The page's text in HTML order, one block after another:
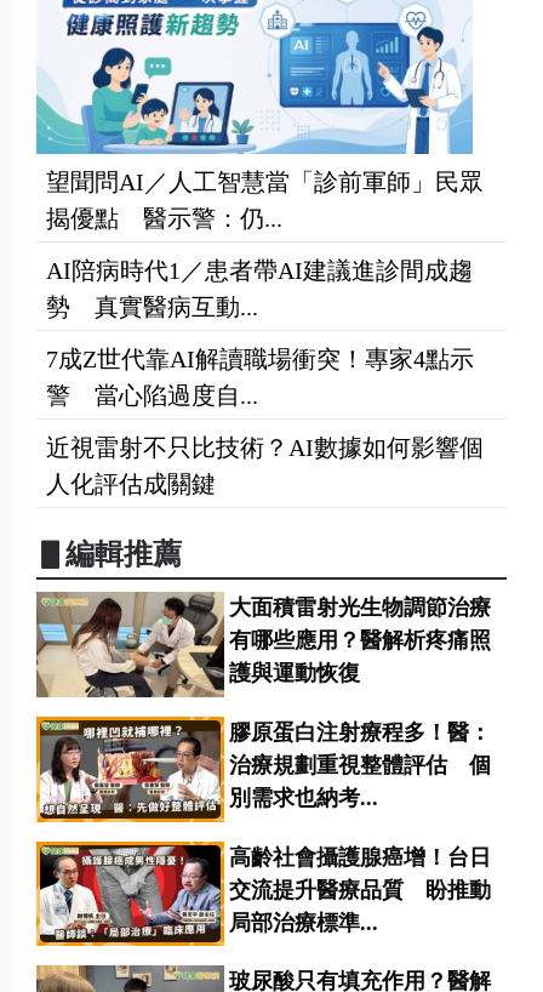
望聞問AI／人工智慧當「診前軍師」民眾
揭優點 醫示警：仍...
AI陪病時代1／患者帶AI建議進診間成趨
勢 真實醫病互動...
7成Z世代靠AI解讀職場衝突！專家4點示
警 當心陷過度自...
近視雷射不只比技術？AI數據如何影響個
人化評估成關鍵
▋編輯推薦
大面積雷射光生物調節治療
有哪些應用？醫解析疼痛照
護與運動恢復
膠原蛋白注射療程多！醫：
治療規劃重視整體評估 個
別需求也納考...
高齡社會攝護腺癌增！台日
交流提升醫療品質 盼推動
局部治療標準...
玻尿酸只有填充作用？醫解